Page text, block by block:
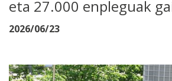
eta 27.000 enpleguak
2026/06/23